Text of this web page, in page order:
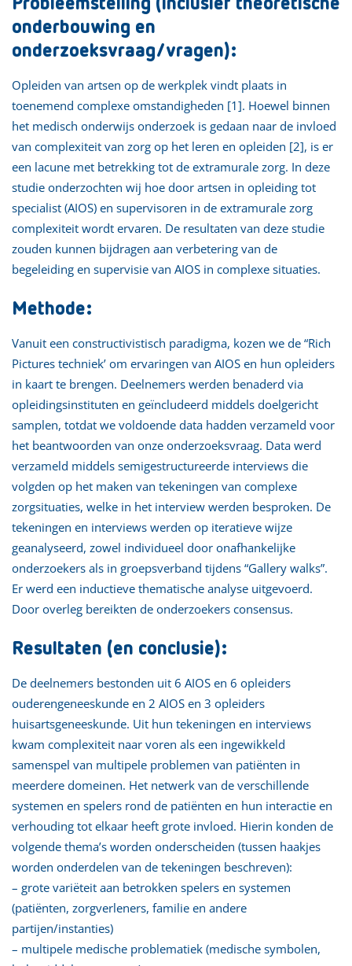
onderbouwing en
onderzoeksvraag/vragen):
Opleiden van artsen op de werkplek vindt plaats in
toenemend complexe omstandigheden [1]. Hoewel binnen
het medisch onderwijs onderzoek is gedaan naar de invloed
van complexiteit van zorg op het leren en opleiden [2], is er
een lacune met betrekking tot de extramurale zorg. In deze
studie onderzochten wij hoe door artsen in opleiding tot
specialist (AIOS) en supervisoren in de extramurale zorg
complexiteit wordt ervaren. De resultaten van deze studie
zouden kunnen bijdragen aan verbetering van de
begeleiding en supervisie van AIOS in complexe situaties.
Methode:
Vanuit een constructivistisch paradigma, kozen we de “Rich
Pictures techniek’ om ervaringen van AIOS en hun opleiders
in kaart te brengen. Deelnemers werden benaderd via
opleidingsinstituten en geïncludeerd middels doelgericht
samplen, totdat we voldoende data hadden verzameld voor
het beantwoorden van onze onderzoeksvraag. Data werd
verzameld middels semigestructureerde interviews die
volgden op het maken van tekeningen van complexe
zorgsituaties, welke in het interview werden besproken. De
tekeningen en interviews werden op iteratieve wijze
geanalyseerd, zowel individueel door onafhankelijke
onderzoekers als in groepsverband tijdens “Gallery walks”.
Er werd een inductieve thematische analyse uitgevoerd.
Door overleg bereikten de onderzoekers consensus.
Resultaten (en conclusie):
De deelnemers bestonden uit 6 AIOS en 6 opleiders
ouderengeneeskunde en 2 AIOS en 3 opleiders
huisartsgeneeskunde. Uit hun tekeningen en interviews
kwam complexiteit naar voren als een ingewikkeld
samenspel van multipele problemen van patiënten in
meerdere domeinen. Het netwerk van de verschillende
systemen en spelers rond de patiënten en hun interactie en
verhouding tot elkaar heeft grote invloed. Hierin konden de
volgende thema’s worden onderscheiden (tussen haakjes
worden onderdelen van de tekeningen beschreven):
– grote variëteit aan betrokken spelers en systemen
(patiënten, zorgverleners, familie en andere
partijen/instanties)
– multipele medische problematiek (medische symbolen,